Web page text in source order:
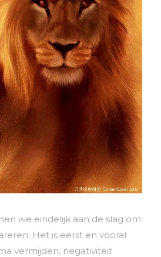
we eindelijk aan de slag om
Het is eerst en vooral
vermijden, negativiteit